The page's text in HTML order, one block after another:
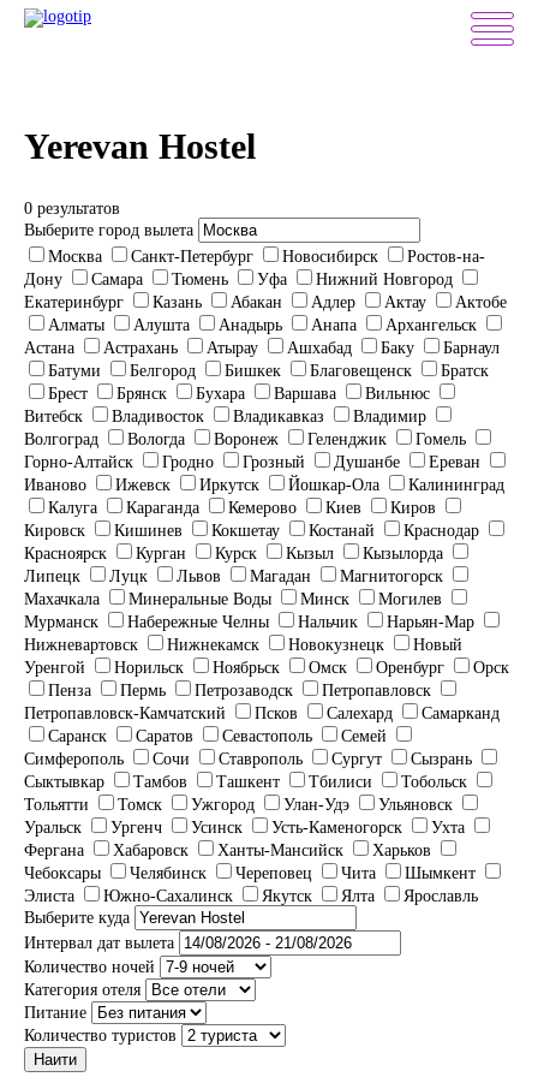
Yerevan Hostel
0 результатов
Выберите город вылета
Москва
Санкт-Петербург Новосибирск
Ростов-на-
Дону
Самара Тюмень Уфа
Нижний Новгород
Екатеринбург
Казань Абакан Адлер Актау
Актобе
Алматы
Алушта Анадырь Анапа
Архангельск
Астана
Астрахань Атырау Ашхабад Баку
Барнаул
Батуми
Белгород Бишкек Благовещенск
Братск
Брест
Брянск Бухара Варшава
Вильнюс
Витебск
Владивосток Владикавказ
Владимир
Волгоград
Вологда Воронеж Геленджик
Гомель
Горно-Алтайск
Гродно Грозный Душанбе
Ереван
Иваново
Ижевск Иркутск Йошкар-Ола
Калининград
Калуга
Караганда Кемерово Киев
Киров
Кировск
Кишинев Кокшетау Костанай
Краснодар
Красноярск
Курган Курск Кызыл
Кызылорда
Липецк
Луцк Львов Магадан
Магнитогорск
Махачкала
Минеральные Воды Минск
Могилев
Мурманск
Набережные Челны Нальчик
Нарьян-Мар
Нижневартовск
Нижнекамск Новокузнецк
Новый
Уренгой
Норильск Ноябрьск Омск Оренбург
Орск
Пенза
Пермь Петрозаводск
Петропавловск
Петропавловск-Камчатский
Псков Салехард
Самарканд
Саранск
Саратов Севастополь
Семей
Симферополь
Сочи Ставрополь Сургут
Сызрань
Сыктывкар
Тамбов Ташкент Тбилиси
Тобольск
Тольятти
Томск Ужгород Улан-Удэ
Ульяновск
Уральск
Ургенч Усинск Усть-Каменогорск
Ухта
Фергана
Хабаровск Ханты-Мансийск
Харьков
Чебоксары
Челябинск Череповец Чита
Шымкент
Элиста
Южно-Сахалинск Якутск Ялта
Ярославль
Выберите куда
Интервал дат вылета
Количество ночей
Категория отеля
Питание
Количество туристов
Наити